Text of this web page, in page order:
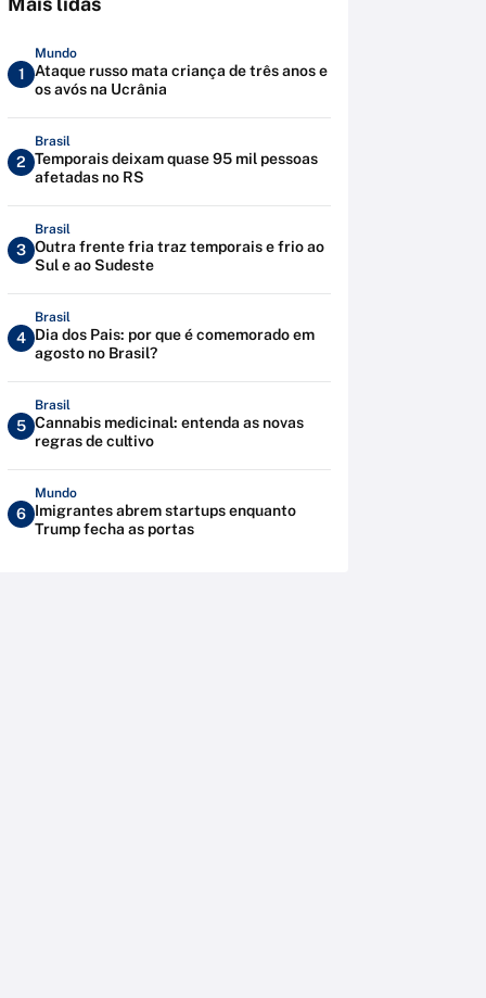
1
Mundo
Ataque russo mata criança de três anos e
os avós na Ucrânia
2
Brasil
Temporais deixam quase 95 mil pessoas
afetadas no RS
3
Brasil
Outra frente fria traz temporais e frio ao
Sul e ao Sudeste
4
Brasil
Dia dos Pais: por que é comemorado em
agosto no Brasil?
5
Brasil
Cannabis medicinal: entenda as novas
regras de cultivo
6
Mundo
Imigrantes abrem startups enquanto
Trump fecha as portas